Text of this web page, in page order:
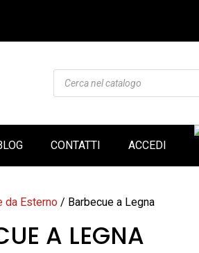
Products
search
CONTATTI ACCEDI
da Esterno / Barbecue a Legna
A LEGNA